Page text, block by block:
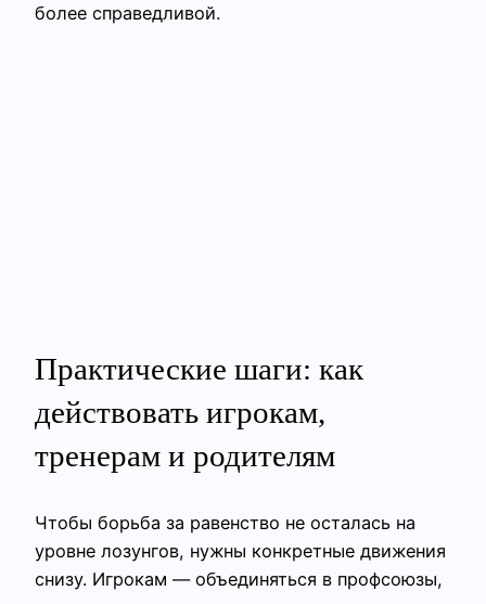
более справедливой.
Практические шаги: как
действовать игрокам,
тренерам и родителям
Чтобы борьба за равенство не осталась на
уровне лозунгов, нужны конкретные движения
снизу. Игрокам — объединяться в профсоюзы,